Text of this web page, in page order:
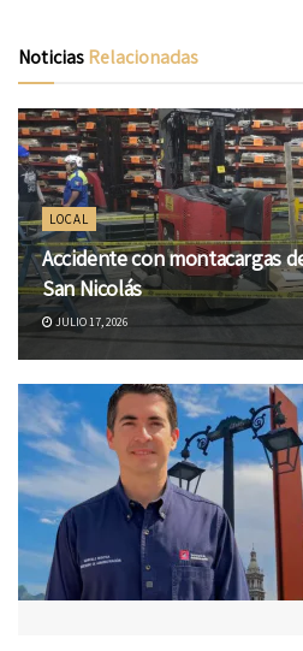
NoticiasRelacionadas
LOCAL
Accidente con montacargas
San Nicolás
JULIO 17, 2026